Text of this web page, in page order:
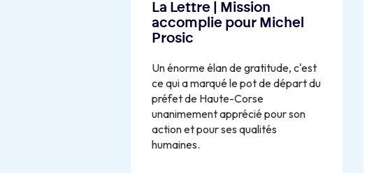
La Lettre | Mission
accomplie pour Michel
Prosic
Un énorme élan de gratitude, c'est
ce qui a marqué le pot de départ du
préfet de Haute-Corse
unanimement apprécié pour son
action et pour ses qualités
humaines.